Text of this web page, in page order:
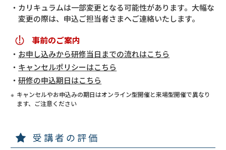
カリキュラムは一部変更となる可能性があります。大幅な
変更の際は、申込ご担当者さまへご連絡いたします。
事前のご案内
お申し込みから研修当日までの流れはこちら
キャンセルポリシーはこちら
研修の申込期日はこちら
キャンセルやお申込みの期日はオンライン型開催と来場型開催で異なり
ます、ご注意ください
受講者の評価